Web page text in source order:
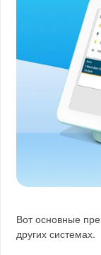
Вот основные
других системах.